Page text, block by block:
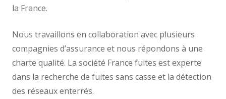
la France.
Nous travaillons en collaboration avec plusieurs
compagnies d’assurance et nous répondons à une
charte qualité. La société France fuites est experte
dans la recherche de fuites sans casse et la détection
des réseaux enterrés.